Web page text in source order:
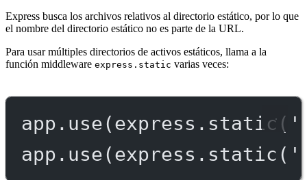
Express busca los archivos relativos al directorio estático, por lo que
el nombre del directorio estático no es parte de la URL.
Para usar múltiples directorios de activos estáticos, llama a la
función middleware express.static varias veces:
app. use(express. static (
app. use(express. static (